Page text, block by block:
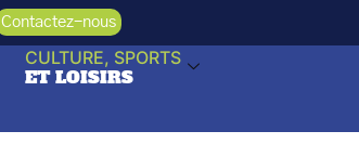
Contactez-nous
CULTURE, SPORTS
ET LOISIRS